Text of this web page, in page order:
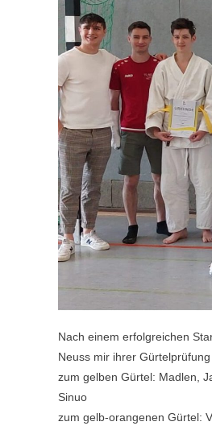
Nach einem erfolgreichen
Neuss mir ihrer
zum gelben Gürtel: Madlen,
Sinuo
zum gelb-orangenen Gürtel: